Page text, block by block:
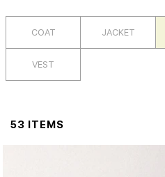
COAT JACKET
VEST
53 ITEMS